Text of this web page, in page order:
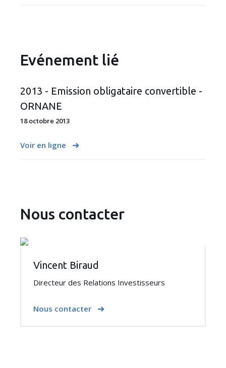
Evénement lié
2013 - Emission obligataire convertible -
ORNANE
18 octobre 2013
Voir en ligne
Nous contacter
Vincent Biraud
Directeur des Relations Investisseurs
Nous contacter